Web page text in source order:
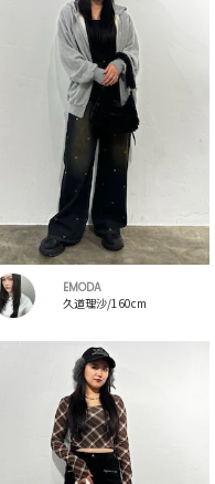
EMODA
久道理沙/160cm